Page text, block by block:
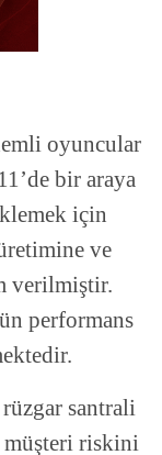
oyuncular
bir araya
için
ve
verilmiştir.
performans
santrali
müşteri riskini